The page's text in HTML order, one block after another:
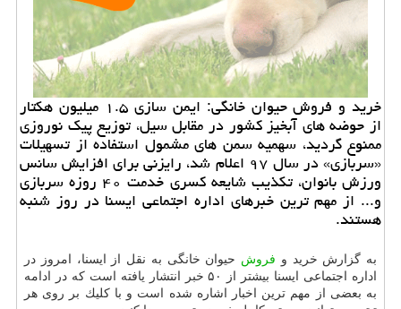
خرید و فروش حیوان خانگی: ایمن سازی ۱.۵ میلیون هكتار
از حوضه های آبخیز كشور در مقابل سیل، توزیع پیك نوروزی
ممنوع گردید، سهمیه سمن های مشمول استفاده از تسهیلات
«سربازی» در سال ۹۷ اعلام شد، رایزنی برای افزایش سانس
ورزش بانوان، تكذیب شایعه كسری خدمت ۴۰ روزه سربازی
و... از مهم ترین خبرهای اداره اجتماعی ایسنا در روز شنبه
هستند.
به گزارش خرید و فروش حیوان خانگی به نقل از ایسنا، امروز در
اداره اجتماعی ایسنا بیشتر از ۵۰ خبر انتشار یافته است كه در ادامه
به بعضی از مهم ترین اخبار اشاره شده است و با كلیك بر روی هر